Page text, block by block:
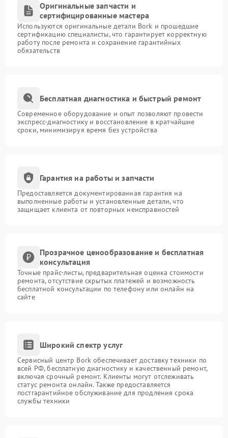
Оригинальные запчасти и
сертифицированные мастера
Используются оригинальные детали Bork и прошедшие
сертификацию специалисты, что гарантирует корректную
работу после ремонта и сохранение гарантийных
обязательств
Бесплатная диагностика и быстрый ремонт
Современное оборудование и опыт позволяют провести
экспресс-диагностику и восстановление в кратчайшие
сроки, минимизируя время без устройства
Гарантия на работы и запчасти
Предоставляется документированная гарантия на
выполненные работы и установленные детали, что
защищает клиента от повторных неисправностей
Прозрачное ценообразование и бесплатная
консультация
Точные прайс-листы, предварительная оценка стоимости
ремонта, отсутствие скрытых платежей и возможность
бесплатной консультации по телефону или онлайн на
сайте
Широкий спектр услуг
Сервисный центр Bork обеспечивает доставку техники по
всей РФ, бесплатную диагностику и качественный ремонт,
включая срочный ремонт. Клиенты могут отслеживать
статус ремонта онлайн. Также предоставляется
постгарантийное обслуживание для продления срока
службы техники